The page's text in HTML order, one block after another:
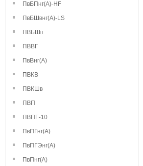
ПвБПнг(А)-HF
ПвБШвнг(А)-LS
ПВБШп
ПВВГ
ПвВнг(А)
ПВКВ
ПВКШв
ПВП
ПВПГ-10
ПвПГнг(А)
ПвПГЭнг(А)
ПвПнг(А)